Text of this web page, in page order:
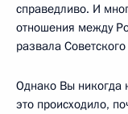
справедливо. И
отношения между
развала
Однако Вы никогда
это происходило,